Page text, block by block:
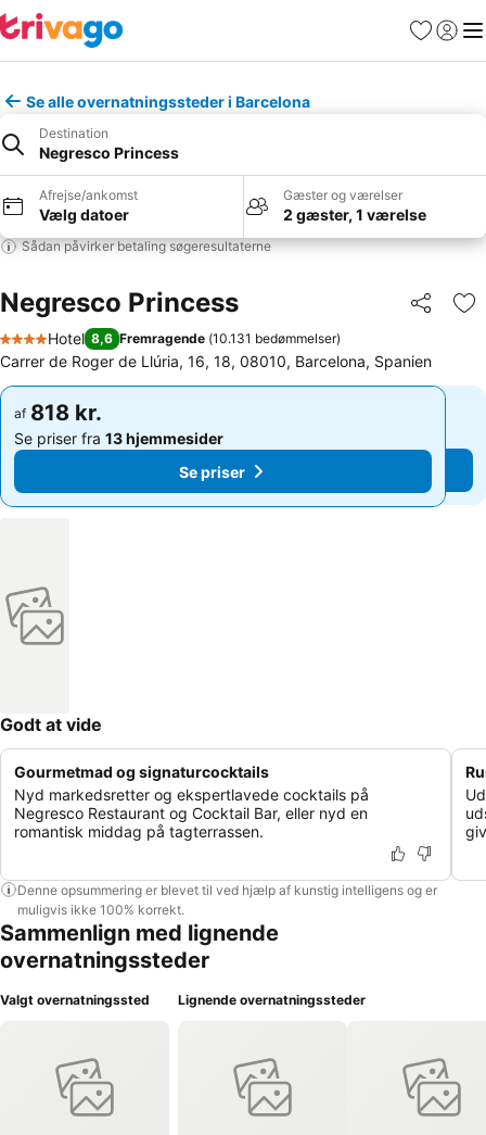
Favoritter
Log ind
Se alle overnatningssteder i Barcelona
Destination
Negresco Princess
Afrejse/ankomst
Vælg datoer
Gæster og værelser
2 gæster, 1 værelse
Sådan påvirker betaling søgeresultaterne
Negresco Princess Del
4 Stjerner
Hotel 8,6 Fremragende (10.131 bedømmelser)
Carrer de Roger de Llúria, 16, 18, 08010, Barcelona, Spanien
af 818 kr.
Se priser fra 13 hjemmesider
Se priser
af 818 kr.
Se priser fra 13 hjemmesider
Se priser
Godt at vide
Gourmetmad og signaturcocktails
Nyd markedsretter og ekspertlavede cocktails på
Negresco Restaurant og Cocktail Bar, eller nyd en
romantisk middag på tagterrassen.
Denne opsummering er blevet til ved hjælp af kunstig intelligens og er
muligvis ikke 100% korrekt.
Sammenlign med lignende
overnatningssteder
Valgt overnatningssted Lignende overnatningssteder